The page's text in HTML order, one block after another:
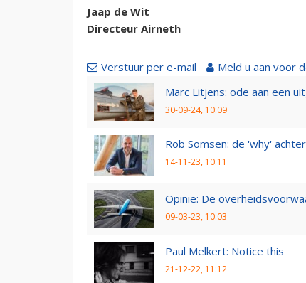
Jaap de Wit
Directeur Airneth
Verstuur per e-mail Meld u aan voor
Marc Litjens: ode aan een
30-09-24, 10:09
Rob Somsen: de 'why'
14-11-23, 10:11
Opinie: De
09-03-23, 10:03
Paul Melkert: Notice this
21-12-22, 11:12